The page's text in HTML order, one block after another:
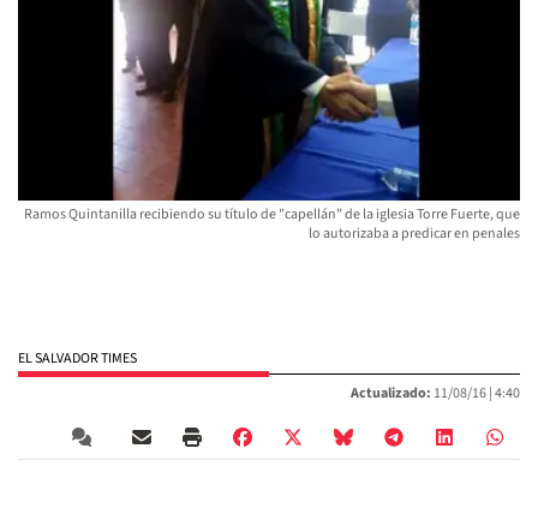
Ramos Quintanilla recibiendo su título de "capellán" de la iglesia Torre Fuerte, que
lo autorizaba a predicar en penales
EL SALVADOR TIMES
Actualizado: 11/08/16 |4:40